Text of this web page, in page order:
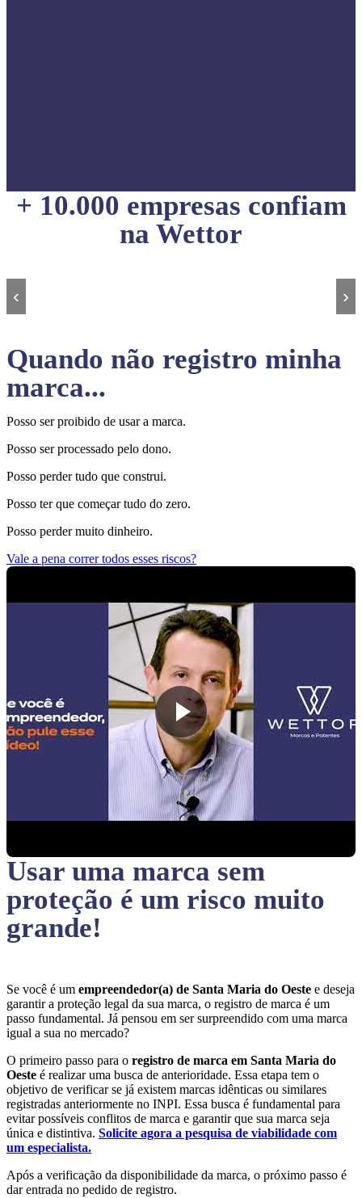
+ 10.000 empresas confiam
na Wettor
‹ ›
Quando não registro minha
marca...
Posso ser proibido de usar a marca.
Posso ser processado pelo dono.
Posso perder tudo que construi.
Posso ter que começar tudo do zero.
Posso perder muito dinheiro.
Vale a pena correr todos esses riscos?
Usar uma marca sem
proteção é um risco muito
grande!
Se você é um empreendedor(a) de Santa Maria do Oeste e deseja
garantir a proteção legal da sua marca, o registro de marca é um
passo fundamental. Já pensou em ser surpreendido com uma marca
igual a sua no mercado?
O primeiro passo para o registro de marca em Santa Maria do
Oeste é realizar uma busca de anterioridade. Essa etapa tem o
objetivo de verificar se já existem marcas idênticas ou similares
registradas anteriormente no INPI. Essa busca é fundamental para
evitar possíveis conflitos de marca e garantir que sua marca seja
única e distintiva. Solicite agora a pesquisa de viabilidade com
um especialista.
Após a verificação da disponibilidade da marca, o próximo passo é
dar entrada no pedido de registro.